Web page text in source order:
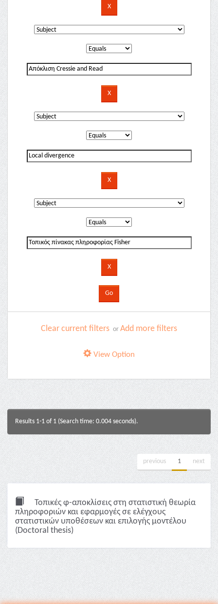
Clear current filters or Add more filters
View Option
Results 1-1 of 1 (Search time: 0.004 seconds).
previous 1 next
Τοπικές φ-αποκλίσεις στη στατιστική θεωρία
πληροφοριών και εφαρμογές σε ελέγχους
στατιστικών υποθέσεων και επιλογής μοντέλου
(Doctoral thesis)